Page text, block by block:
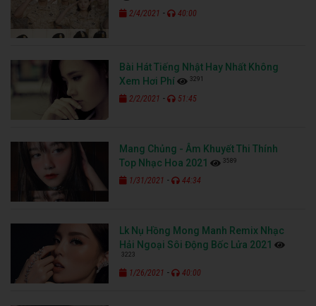
2/4/2021 - 40:00
Bài Hát Tiếng Nhật Hay Nhất Không
Xem Hơi Phí
3291
2/2/2021 - 51:45
Mang Chủng - Âm Khuyết Thi Thính
Top Nhạc Hoa 2021
3589
1/31/2021 - 44:34
Lk Nụ Hồng Mong Manh Remix Nhạc
Hải Ngoại Sôi Động Bốc Lửa 2021
3223
1/26/2021 - 40:00